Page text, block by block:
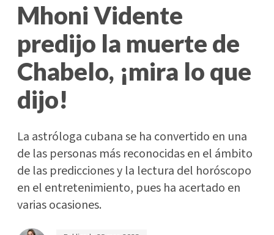
Mhoni Vidente
predijo la muerte de
Chabelo, ¡mira lo que
dijo!
La astróloga cubana se ha convertido en una
de las personas más reconocidas en el ámbito
de las predicciones y la lectura del horóscopo
en el entretenimiento, pues ha acertado en
varias ocasiones.